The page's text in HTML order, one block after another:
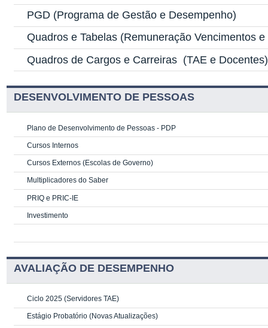
PGD (Programa de Gestão e Desempenho)
Quadros e Tabelas (Remuneração Vencimentos
Quadros de Cargos e Carreiras (TAE e Docentes)
DESENVOLVIMENTO DE PESSOAS
Plano de Desenvolvimento de Pessoas - PDP
Cursos Internos
Cursos Externos (Escolas de Governo)
Multiplicadores do Saber
PRIQ e PRIC-IE
Investimento
AVALIAÇÃO DE DESEMPENHO
Ciclo 2025 (Servidores TAE)
Estágio Probatório (Novas Atualizações)